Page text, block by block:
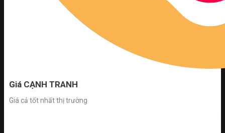
Giá CẠNH TRANH
Giá cả tốt nhất thị trường